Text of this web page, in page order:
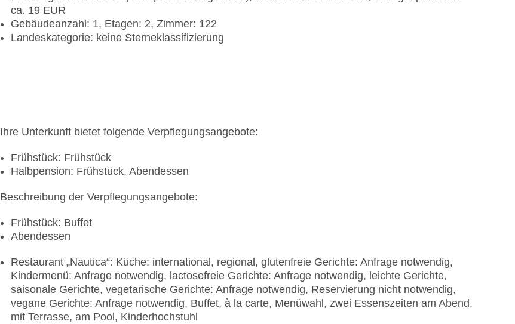
ca. 19 EUR
Gebäudeanzahl: 1, Etagen: 2, Zimmer: 122
Landeskategorie: keine Sterneklassifizierung
Ihre Unterkunft bietet folgende Verpflegungsangebote:
Frühstück: Frühstück
Halbpension: Frühstück, Abendessen
Beschreibung der Verpflegungsangebote:
Frühstück: Buffet
Abendessen
Restaurant „Nautica“: Küche: international, regional, glutenfreie Gerichte: Anfrage notwendig,
Kindermenü: Anfrage notwendig, lactosefreie Gerichte: Anfrage notwendig, leichte Gerichte,
saisonale Gerichte, vegetarische Gerichte: Anfrage notwendig, Reservierung nicht notwendig,
vegane Gerichte: Anfrage notwendig, Buffet, à la carte, Menüwahl, zwei Essenszeiten am Abend,
mit Terrasse, am Pool, Kinderhochstuhl